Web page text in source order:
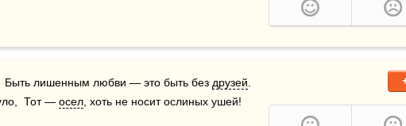
лишенным любви — это быть без друзей
Тот — осел , хоть не носит ослиных ушей!